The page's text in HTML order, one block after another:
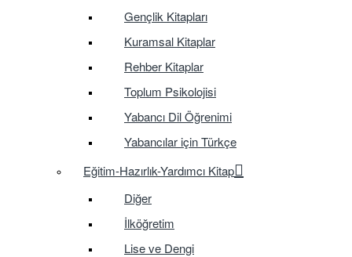
Gençlik Kitapları
Kuramsal Kitaplar
Rehber Kitaplar
Toplum Psikolojisi
Yabancı Dil Öğrenimi
Yabancılar için Türkçe
Eğitim-Hazırlık-Yardımcı Kitap
Diğer
İlköğretim
Lise ve Dengi